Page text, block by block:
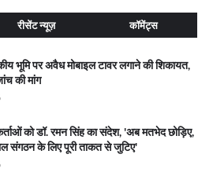
रीसेंट न्यूज़ कॉमेंट्स
भूमि पर अवैध मोबाइल टावर लगाने की शिकायत,
की मांग
को डॉ. रमन सिंह का संदेश, 'अब मतभेद छोड़िए,
संगठन के लिए पूरी ताकत से जुटिए'